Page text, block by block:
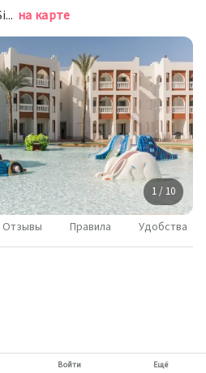
30 Salah Taher St., Om el Sid Hill, Шарм-эш-Шейх (Шарм-эль-Шейх) на карте
1 / 10
Отзывы Правила Удобства
Войти Ещё